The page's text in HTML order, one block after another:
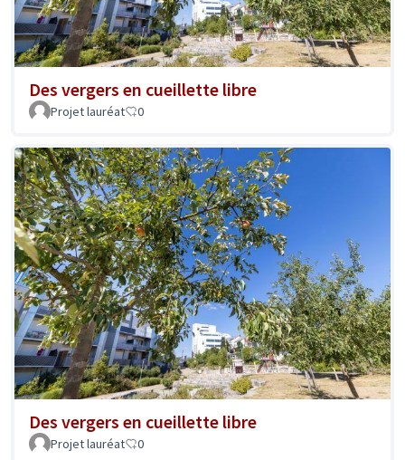
Des vergers en cueillette libre
Projet lauréat 0
Des vergers en cueillette libre
Projet lauréat 0